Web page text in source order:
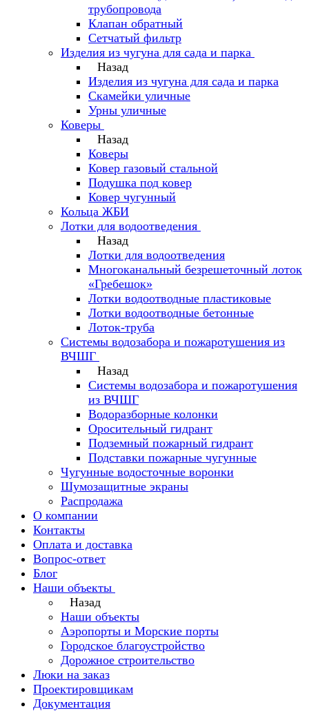
трубопровода
Клапан обратный
Сетчатый фильтр
Изделия из чугуна для сада и парка
Назад
Изделия из чугуна для сада и парка
Скамейки уличные
Урны уличные
Коверы
Назад
Коверы
Ковер газовый стальной
Подушка под ковер
Ковер чугунный
Кольца ЖБИ
Лотки для водоотведения
Назад
Лотки для водоотведения
Многоканальный безрешеточный лоток
«Гребешок»
Лотки водоотводные пластиковые
Лотки водоотводные бетонные
Лоток-труба
Системы водозабора и пожаротушения из
ВЧШГ
Назад
Системы водозабора и пожаротушения
из ВЧШГ
Водоразборные колонки
Оросительный гидрант
Подземный пожарный гидрант
Подставки пожарные чугунные
Чугунные водосточные воронки
Шумозащитные экраны
Распродажа
О компании
Контакты
Оплата и доставка
Вопрос-ответ
Блог
Наши объекты
Назад
Наши объекты
Аэропорты и Морские порты
Городское благоустройство
Дорожное строительство
Люки на заказ
Проектировщикам
Документация